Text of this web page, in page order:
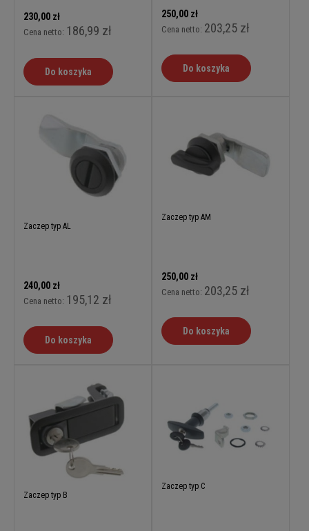
230,00 zł
Cena netto: 186,99 zł
Do koszyka
250,00 zł
Cena netto: 203,25 zł
Do koszyka
Zaczep typ AL
240,00 zł
Cena netto: 195,12 zł
Do koszyka
Zaczep typ AM
250,00 zł
Cena netto: 203,25 zł
Do koszyka
Zaczep typ B
Zaczep typ C